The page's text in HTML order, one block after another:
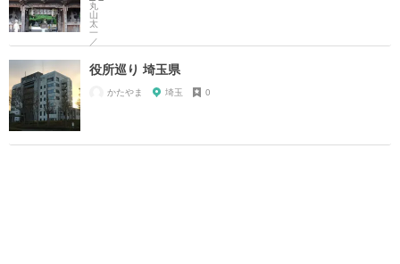
役所巡り 埼玉県
かたやま 埼玉 0